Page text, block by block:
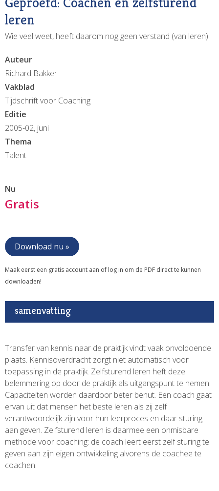
leren
Wie veel weet, heeft daarom nog geen verstand (van leren)
Auteur
Richard Bakker
Vakblad
Tijdschrift voor Coaching
Editie
2005-02, juni
Thema
Talent
Nu
Gratis
Download nu »
Maak eerst een gratis account aan of log in om de PDF direct te kunnen
downloaden!
samenvatting
Transfer van kennis naar de praktijk vindt vaak onvoldoende
plaats. Kennisoverdracht zorgt niet automatisch voor
toepassing in de praktijk. Zelfsturend leren heft deze
belemmering op door de praktijk als uitgangspunt te nemen.
Capaciteiten worden daardoor beter benut. Een coach gaat
ervan uit dat mensen het beste leren als zij zelf
verantwoordelijk zijn voor hun leerproces en daar sturing
aan geven. Zelfsturend leren is daarmee een onmisbare
methode voor coaching: de coach leert eerst zelf sturing te
geven aan zijn eigen ontwikkeling alvorens de coachee te
coachen.